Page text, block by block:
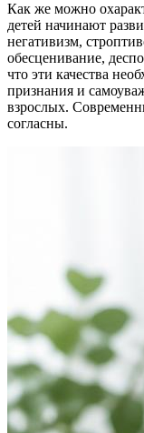
Как же можно
детей начинают
негативизм,
обесценивание,
что эти качества
признания и
взрослых.
согласны.